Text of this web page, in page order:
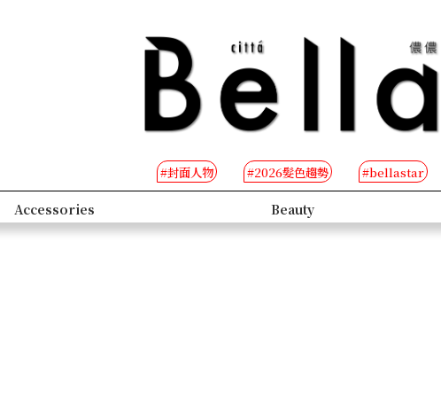
#封面人物 #2026髮色趨勢 #bellastar
Accessories Beauty